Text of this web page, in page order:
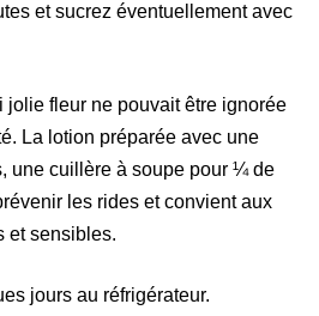
et sucrez éventuellement avec
jolie fleur ne pouvait être ignorée
La lotion préparée avec une
une cuillère à soupe pour ¼ de
les rides et convient aux
et sensibles.
jours au réfrigérateur.